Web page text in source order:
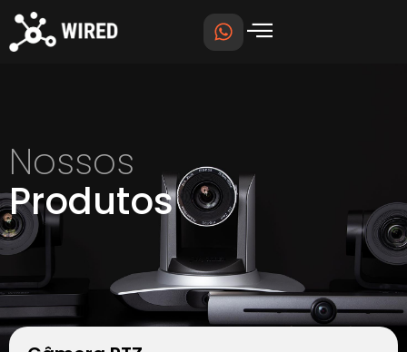
Nossos
Produtos